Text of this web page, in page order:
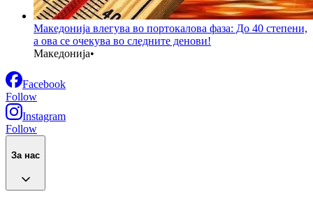
Македонија влегува во портокалова фаза: До 40 степени,
а ова се очекува во следните денови!
Македонија•
Facebook
Follow
Instagram
Follow
За нас